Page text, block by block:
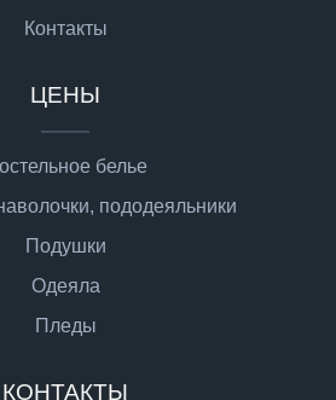
Контакты
ЦЕНЫ
белье
пододеяльники
Подушки
Одеяла
Пледы
КОНТАКТЫ